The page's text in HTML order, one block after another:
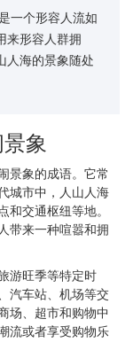
一个形容人流如
来形容人群拥
人海的景象随处
象
景象的成语。它常
城市中，人山人海
交通枢纽等地。
带来一种喧嚣和拥
游旺季等特定时
汽车站、机场等交
场、超市和购物中
流或者享受购物乐